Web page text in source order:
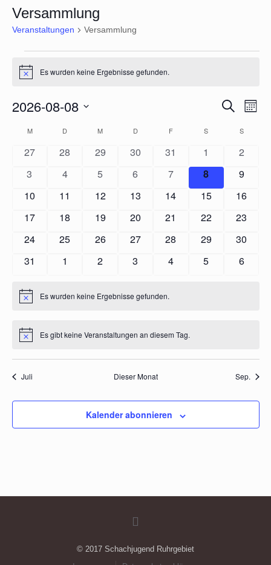
Versammlung
Veranstaltungen Versammlung
HinweisEs wurden keine Ergebnisse gefunden.
Suche
Navigation
Suche
Monat
2026-08-08
wählen.
Kalender
Veranstaltungen
MMONTAG D DIENSTAGM MITTWOCH
DDONNERSTAG
FFREITAG S SAMSTAGS
0
27
0
28
0
29
0
Veranstaltungen
30
0
Veranstaltungen
31
0
1
0
2
0
3
0
4
0
5
0
Veranstaltungen
6
0
Veranstaltungen
7
0
8
0
9
0
10
0
11
0
12
0
13
0
14
0
15
0
16
0
17
0
18
0
19
0
20
0
21
0
22
0
23
0
24
0
25
0
26
0
27
0
28
0
29
0
30
0
31
0
1
0
2
0
3
0
4
0
5
0
6
HinweisEs wurden keine Ergebnisse gefunden.
HinweisEs gibt keine Veranstaltungen an diesem Tag.
Juli Dieser Monat Sep.
Kalender abonnieren
© 2017 Schachjugend Ruhrgebiet